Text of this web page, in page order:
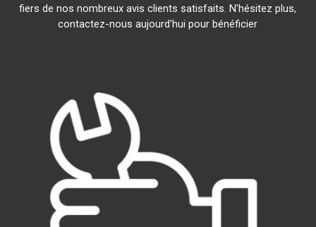
fiers de nos nombreux avis clients satisfaits. N'hésitez plus,
contactez-nous aujourd'hui pour bénéficier